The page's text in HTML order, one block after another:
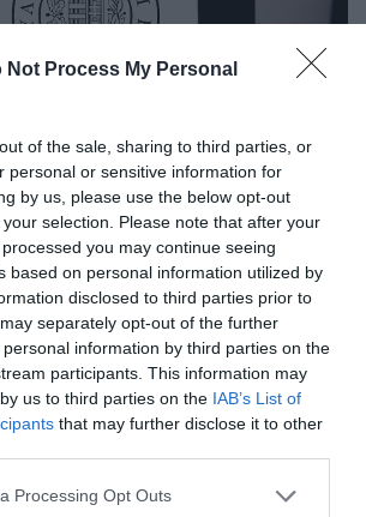
Not Process My Personal
of the sale, sharing to third parties, or
personal or sensitive information for
by us, please use the below opt-out
selection. Please note that after your
you may continue seeing
based on personal information utilized by
disclosed to third parties prior to
separately opt-out of the further
information by third parties on the
participants. This information may
us to third parties on the IAB’s List of
that may further disclose it to other
website/app uses one or more Google
Processing Opt Outs
a társaságnak, fordulj a
továbbra is piacfelügyeleti eljárást
pedig átadja a nyomozó
pénzt adott át és azt nem kapta